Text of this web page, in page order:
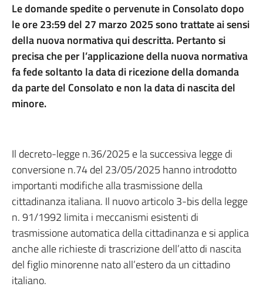
Le domande spedite o pervenute in Consolato dopo
le ore 23:59 del 27 marzo 2025 sono trattate ai sensi
della nuova normativa qui descritta.Pertanto si
precisa che perl’applicazione della nuova normativa
fa fede soltanto la data di ricezione della domanda
da parte del Consolato e non la data di nascita del
minore.
Il decreto-legge n.36/2025 e la successiva legge di
conversione n.74 del 23/05/2025 hanno introdotto
importanti modifiche alla trasmissione della
cittadinanza italiana. Il nuovo articolo 3-bis della legge
n. 91/1992 limita i meccanismi esistenti di
trasmissione automatica della cittadinanza e si applica
anche alle richieste di trascrizione dell’atto di nascita
del figlio minorenne nato all’estero da un cittadino
italiano.